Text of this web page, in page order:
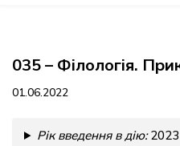
035 – Філологія.
01.06.2022
Рік введення в дію:2023